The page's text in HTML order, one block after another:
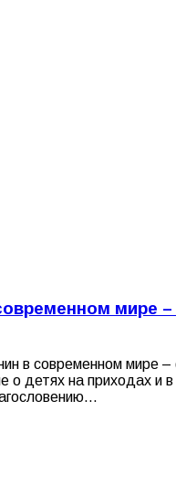
мире
в современном мире
о детях на приходах